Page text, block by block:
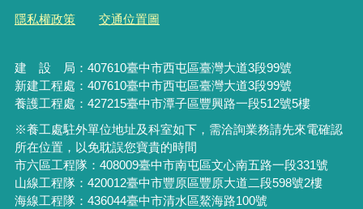
隱私權政策 交通位置圖
建 設 局： 407610臺中市西屯區臺灣大道3段99號
新建工程處：407610臺中市西屯區臺灣大道3段99號
養護工程處：427215臺中市潭子區豐興路一段512號5樓
※養工處駐外單位地址及科室如下，需洽詢業務請先來電確認
所在位置，以免耽誤您寶貴的時間
市六區工程隊：408009臺中市南屯區文心南五路一段331號
山線工程隊：420012臺中市豐原區豐原大道二段598號2樓
海線工程隊：436044臺中市清水區鰲海路100號